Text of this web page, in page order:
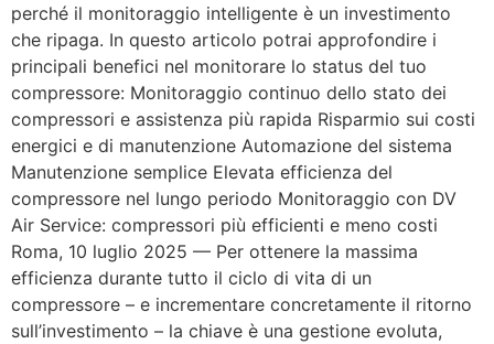
perché il monitoraggio intelligente è un investimento
che ripaga. In questo articolo potrai approfondire i
principali benefici nel monitorare lo status del tuo
compressore: Monitoraggio continuo dello stato dei
compressori e assistenza più rapida Risparmio sui costi
energici e di manutenzione Automazione del sistema
Manutenzione semplice Elevata efficienza del
compressore nel lungo periodo Monitoraggio con DV
Air Service: compressori più efficienti e meno costi
Roma, 10 luglio 2025 — Per ottenere la massima
efficienza durante tutto il ciclo di vita di un
compressore – e incrementare concretamente il ritorno
sull’investimento – la chiave è una gestione evoluta,